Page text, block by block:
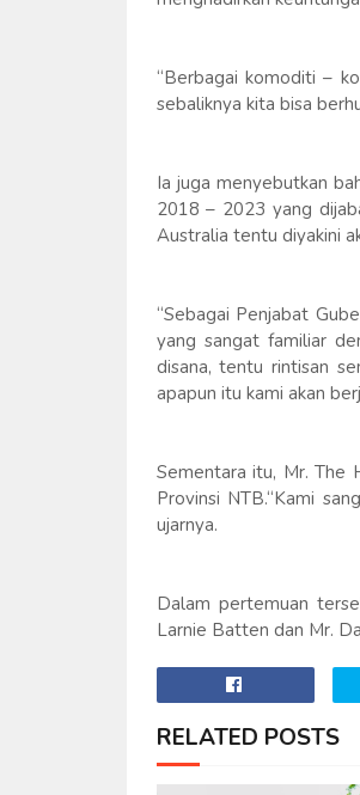
“Berbagai komoditi –
sebaliknya kita bisa
Ia juga menyebutkan
2018 – 2023 yang
Australia tentu diyakini
“Sebagai Penjabat
yang sangat familiar
disana, tentu rintisan
apapun itu kami akan
Sementara itu, Mr. The
Provinsi NTB.“Kami
ujarnya.
Dalam pertemuan
Larnie Batten dan Mr.
RELATED POSTS